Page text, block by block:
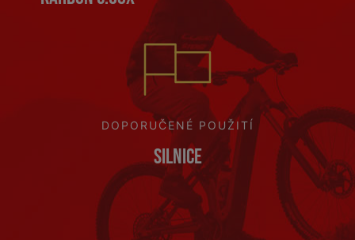
DOPORUČENÉ POUŽITÍ
Silnice